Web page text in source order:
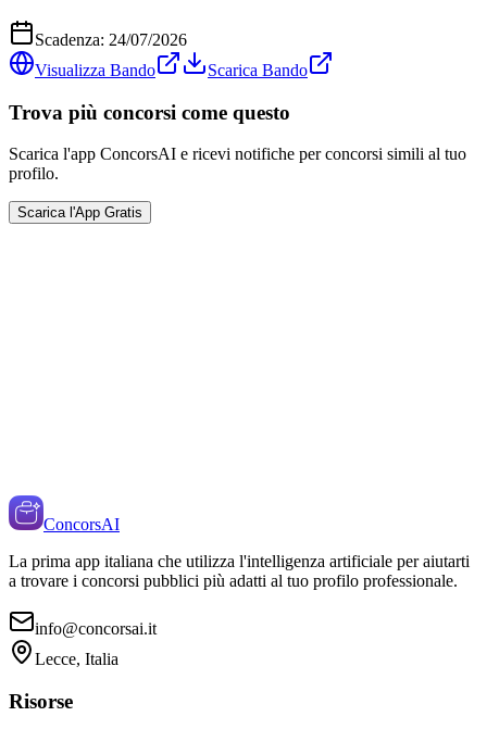
Scadenza: 24/07/2026
Visualizza Bando
Scarica Bando
Trova più concorsi come questo
Scarica l'app ConcorsAI e ricevi notifiche per concorsi simili al tuo
profilo.
Scarica l'App Gratis
ConcorsAI
La prima app italiana che utilizza l'intelligenza artificiale per aiutarti
a trovare i concorsi pubblici più adatti al tuo profilo professionale.
info@concorsai.it
Lecce, Italia
Risorse